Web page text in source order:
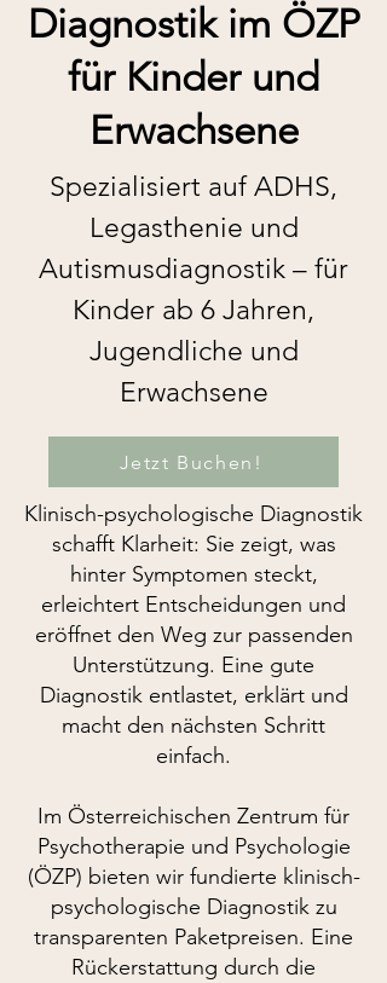
Diagnostik im ÖZP
für Kinder und
Erwachsene
Spezialisiert auf ADHS,
Legasthenie und
Autismusdiagnostik – für
Kinder ab 6 Jahren,
Jugendliche und
Erwachsene
Jetzt Buchen!
Klinisch-psychologische Diagnostik
schafft Klarheit: Sie zeigt, was
hinter Symptomen steckt,
erleichtert Entscheidungen und
eröffnet den Weg zur passenden
Unterstützung. Eine gute
Diagnostik entlastet, erklärt und
macht den nächsten Schritt
einfach.
Im Österreichischen Zentrum für
Psychotherapie und Psychologie
(ÖZP) bieten wir fundierte klinisch-
psychologische Diagnostik zu
transparenten Paketpreisen. Eine
Rückerstattung durch die